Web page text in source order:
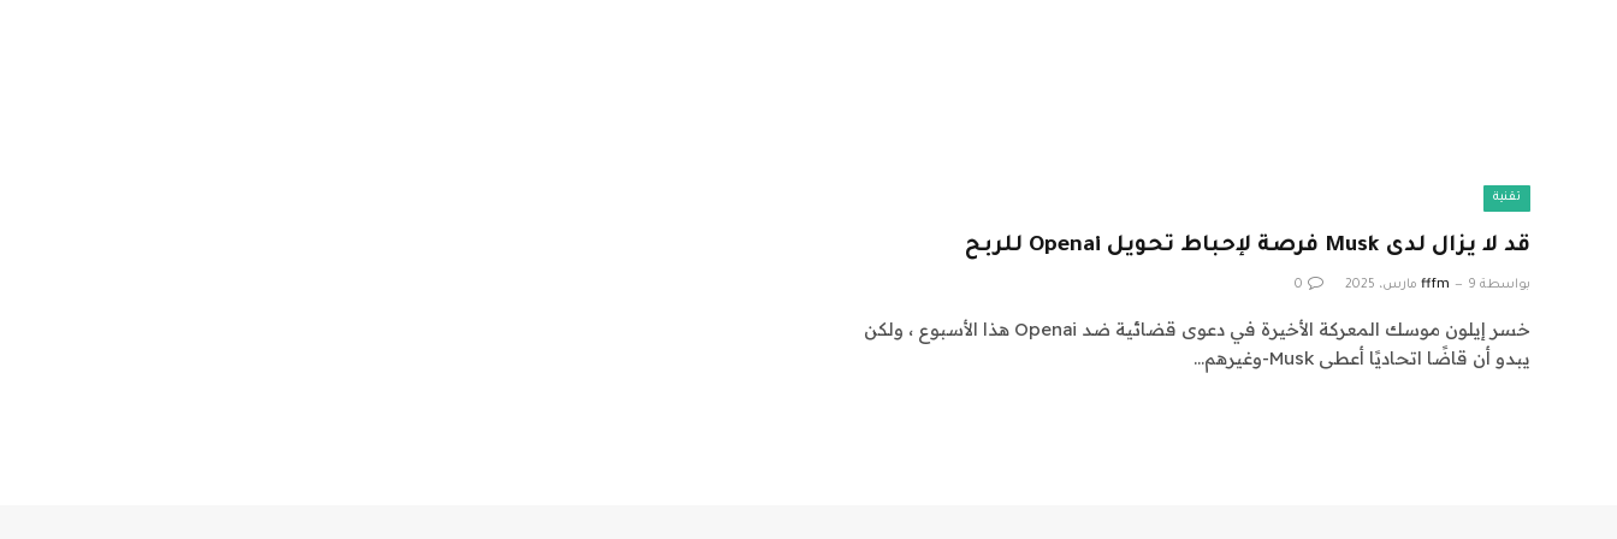
تقنية
قد لا يزال لدى Musk فرصة لإحباط تحويل Openai للربح
بواسطة fffm 9 مارس، 2025 0
خسر إيلون موسك المعركة الأخيرة في دعوى قضائية ضد Openai هذا الأسبوع ، ولكن
يبدو أن قاضًا اتحاديًا أعطى Musk-وغيرهم…